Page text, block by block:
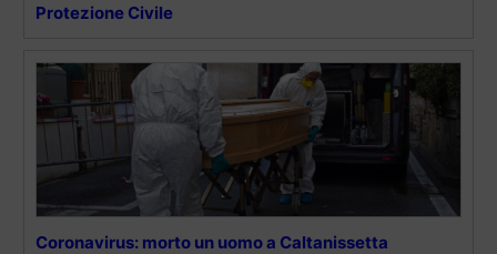
Protezione Civile
Coronavirus: morto un uomo a Caltanissetta